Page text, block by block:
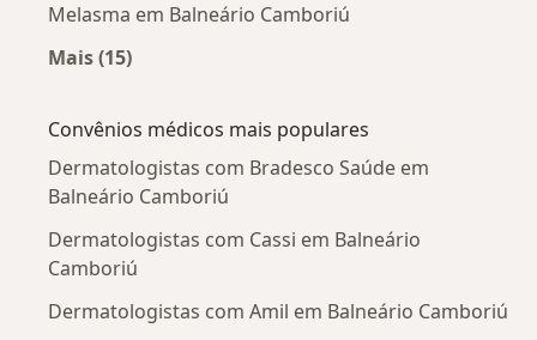
Melasma em Balneário Camboriú
Mais (15)
Convênios médicos mais populares
Dermatologistas com Bradesco Saúde em
Balneário Camboriú
Dermatologistas com Cassi em Balneário
Camboriú
Dermatologistas com Amil em Balneário Camboriú